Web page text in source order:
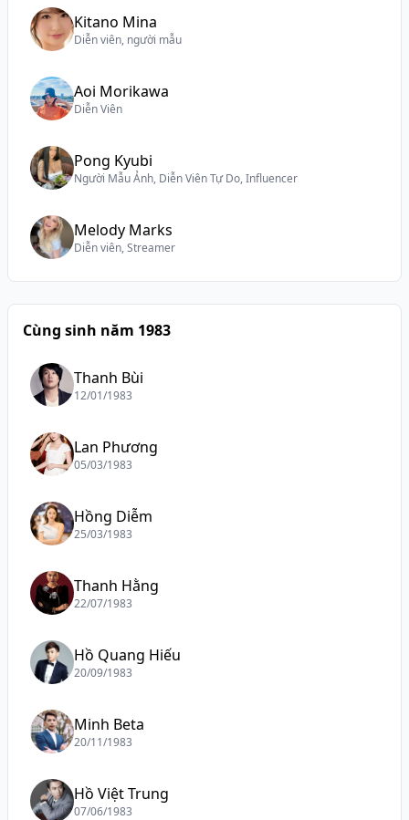
Kitano Mina
Diễn viên, người mẫu
Aoi Morikawa
Diễn Viên
Pong Kyubi
Người Mẫu Ảnh, Diễn Viên Tự Do, Influencer
Melody Marks
Diễn viên, Streamer
Cùng sinh năm 1983
Thanh Bùi
12/01/1983
Lan Phương
05/03/1983
Hồng Diễm
25/03/1983
Thanh Hằng
22/07/1983
Hồ Quang Hiếu
20/09/1983
Minh Beta
20/11/1983
Hồ Việt Trung
07/06/1983